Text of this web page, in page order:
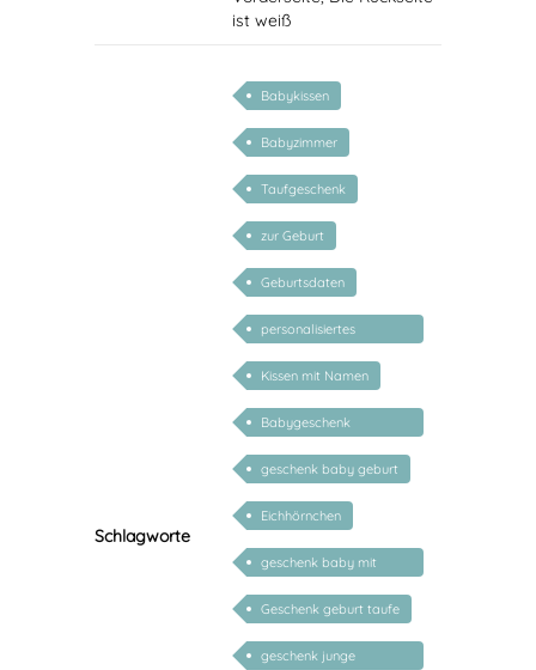
ist weiß
Schlagworte
Babykissen
Babyzimmer
Taufgeschenk
zur Geburt
Geburtsdaten
personalisiertes
Geschenk Baby
Kissen mit Namen
Babygeschenk
personalisiert
geschenk baby geburt
Eichhörnchen
geschenk baby mit
namen
Geschenk geburt taufe
geschenk junge